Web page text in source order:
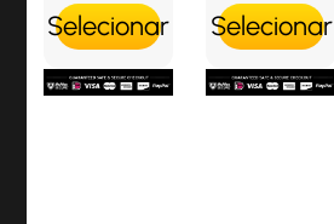
Selecionar Selecionar